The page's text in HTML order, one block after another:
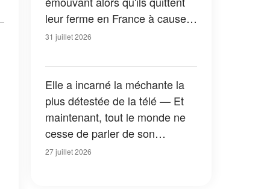
leur ferme en France à cause
des feux de forêt — Tous les
31 juillet 2026
Elle a incarné la méchante la
plus détestée de la télé — Et
maintenant, tout le monde ne
cesse de parler de son
apparition dans la nouvelle
27 juillet 2026